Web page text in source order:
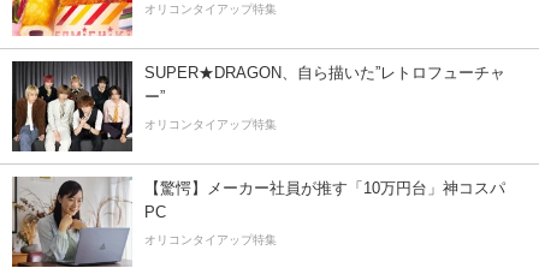
オリコンタイアップ特集
SUPER★DRAGON、自ら描いた”レトロフューチャ
ー”
オリコンタイアップ特集
【驚愕】メーカー社員が推す「10万円台」神コスパ
PC
オリコンタイアップ特集